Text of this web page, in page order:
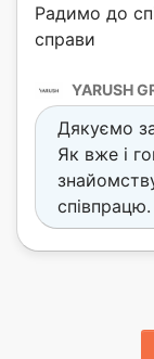
Радимо до
справи
YARUSH
Дякуємо
Як вже і
співпрацю.